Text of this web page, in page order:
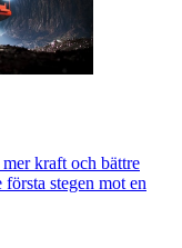
kraft och bättre
stegen mot en